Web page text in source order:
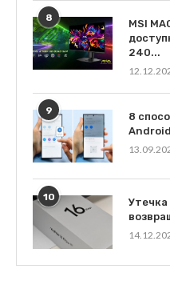
8
MSI
240...
9
8
10
Утечка